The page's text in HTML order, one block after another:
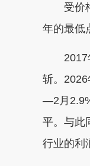
受价格
年的最低
2017年
斩。
—2月
平。与此
行业的利